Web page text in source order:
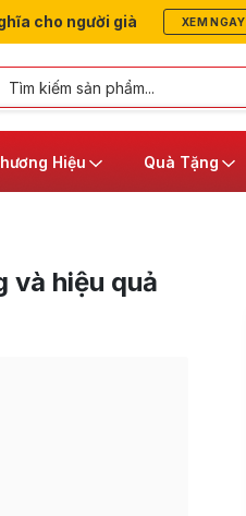
cho người già XEM NGAY
Hiệu Quà Tặng
và hiệu quả